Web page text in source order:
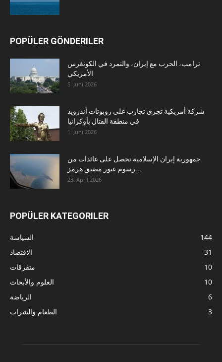
POPÜLER GÖNDERILER
ترامب، الحرب مع إيران، والتمرد في الكونغرس
الأمريكي
5. Juni 2026
شركة أمريكية تجري تجارب على روبوتات أندرويد
في منطقة القتال بأوكرانيا
1. Juni 2026
جمهورية إيران الإسلامية تحصل على عائدات من
رسوم عبور مضيق هرمز...
23. April 2026
POPÜLER KATEGORILER
السياسة
144
الاقتصاد
31
متفرقات
10
العلوم والأبحاث
10
الرياضة
6
الطعام والشراب
3